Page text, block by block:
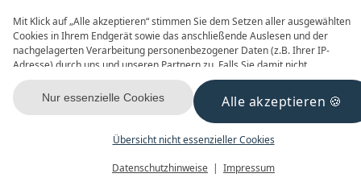
Mit Klick auf „Alle akzeptieren“ stimmen Sie dem Setzen aller ausgewählten
Cookies in Ihrem Endgerät sowie das anschließende Auslesen und der
nachgelagerten Verarbeitung personenbezogener Daten (z.B. Ihrer IP-
Adresse) durch uns und unseren Partnern zu. Falls Sie damit nicht
einverstanden sind, klicken Sie bitte auf „Nur essenzielle Cookies“. Eine
individuelle Auswahl können Sie unter „Übersicht nicht essenzieller Cookies“
tätigen. Sie können Ihre Auswahl im Fußbereich dieser Website oder in den
Datenschutzhinweisen jederzeit aufrufen und ändern.
Alle akzeptieren
Nur essenzielle Cookies
Übersicht nicht essenzieller Cookies
Datenschutzhinweise Impressum